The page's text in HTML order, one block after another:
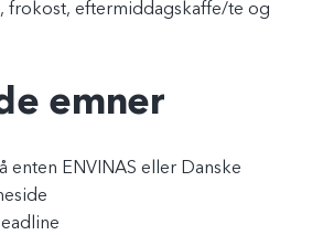
frokost, eftermiddagskaffe/te og
emner
enten ENVINAS eller Danske